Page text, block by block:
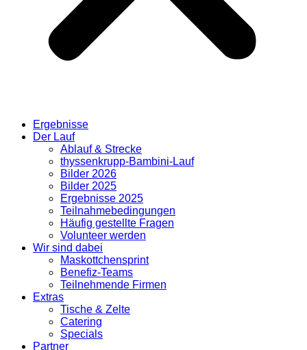
Ergebnisse
Der Lauf
Ablauf & Strecke
thyssenkrupp-Bambini-Lauf
Bilder 2026
Bilder 2025
Ergebnisse 2025
Teilnahmebedingungen
Häufig gestellte Fragen
Volunteer werden
Wir sind dabei
Maskottchensprint
Benefiz-Teams
Teilnehmende Firmen
Extras
Tische & Zelte
Catering
Specials
Partner